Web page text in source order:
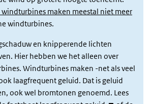
windturbines maken meestal niet meer
windturbines.
en knipperende lichten
Hier hebben we het alleen over
Windturbines maken -net als veel
laagfrequent geluid. Dat is geluid
ook wel bromtonen genoemd. Lees